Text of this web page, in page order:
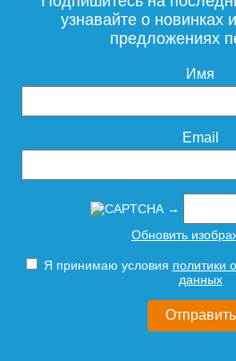
21 810
подвесная Style Line
Атлантика 70 Люкс Plus
антискрейч, белая
21 810
узнавайте о новинках
предложениях
Имя
Email
→
Обновить
Я принимаю условия политики
данных